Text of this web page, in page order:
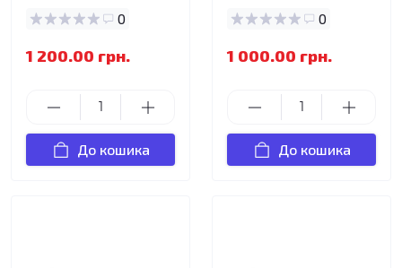
0
1 200.00 грн.
До кошика
0
1 000.00 грн.
До кошика